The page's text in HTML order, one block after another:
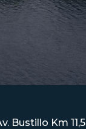
Bustillo Km 11,5